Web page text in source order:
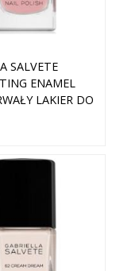
SALVETE
ENAMEL
LAKIER DO
Z WYSOKIM
ODCIEŃ 44